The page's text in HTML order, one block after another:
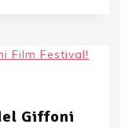
Giffoni